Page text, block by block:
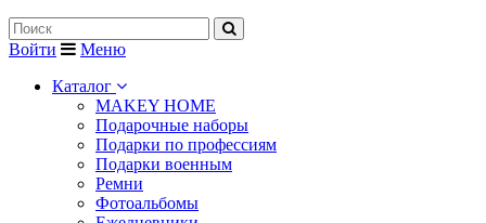
Войти
Меню
Каталог
MAKEY HOME
Подарочные наборы
Подарки по профессиям
Подарки военным
Ремни
Фотоальбомы